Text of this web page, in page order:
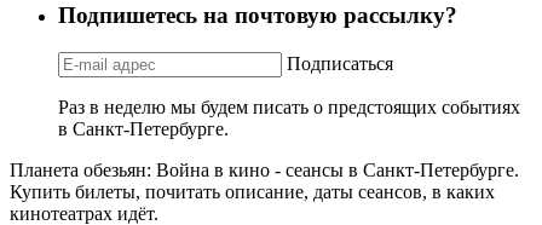
Подпишетесь на почтовую рассылку?
Подписаться
Раз в неделю мы будем писать о предстоящих событиях
в Санкт-Петербурге.
Планета обезьян: Война в кино - сеансы в Санкт-Петербурге.
Купить билеты, почитать описание, даты сеансов, в каких
кинотеатрах идёт.